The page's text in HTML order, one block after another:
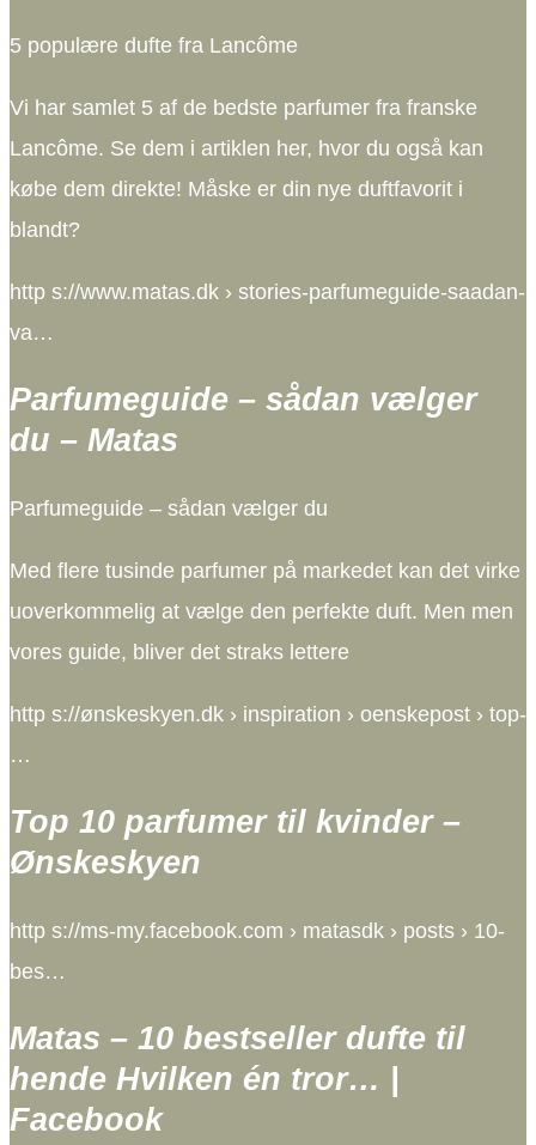
5 populære dufte fra Lancôme
Vi har samlet 5 af de bedste parfumer fra franske
Lancôme. Se dem i artiklen her, hvor du også kan
købe dem direkte! Måske er din nye duftfavorit i
blandt?
http s://www.matas.dk › stories-parfumeguide-saadan-
va…
Parfumeguide – sådan vælger
du – Matas
Parfumeguide – sådan vælger du
Med flere tusinde parfumer på markedet kan det virke
uoverkommelig at vælge den perfekte duft. Men men
vores guide, bliver det straks lettere
http s://ønskeskyen.dk › inspiration › oenskepost › top-
…
Top 10 parfumer til kvinder –
Ønskeskyen
http s://ms-my.facebook.com › matasdk › posts › 10-
bes…
Matas – 10 bestseller dufte til
hende Hvilken én tror… |
Facebook